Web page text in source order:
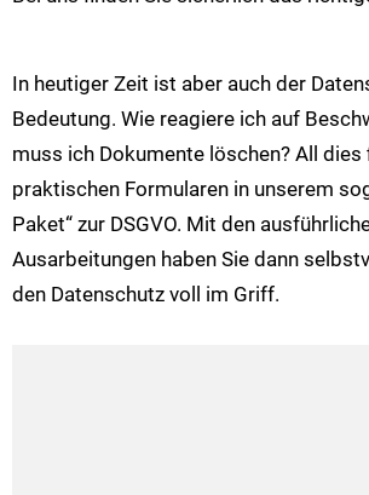
In heutiger Zeit ist aber auch der
Bedeutung. Wie reagiere ich auf
muss ich Dokumente löschen? All dies
praktischen Formularen in unserem
Paket“ zur DSGVO. Mit den
Ausarbeitungen haben Sie dann
den Datenschutz voll im Griff.